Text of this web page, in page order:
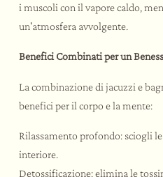
i muscoli con il vapore caldo,
un'atmosfera avvolgente.
Benefici Combinati per un
La combinazione di jacuzzi e
benefici per il corpo e la mente:
Rilassamento profondo: sciogli
interiore.
Detossificazione: elimina le